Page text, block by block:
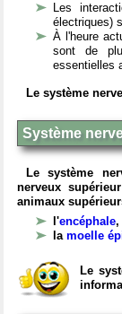
Les
électriques)
À l'heure
sont de
essentielles
Le système
Système
Le système
nerveux
animaux
l'encéphale,
la moelle
Le